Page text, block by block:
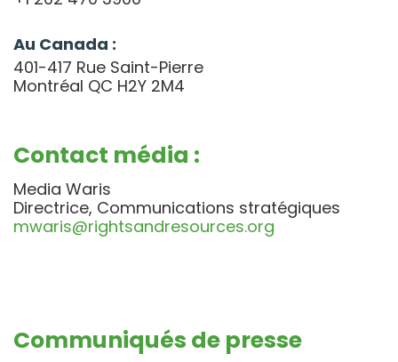
Au Canada :
401-417 Rue Saint-Pierre
Montréal QC H2Y 2M4
Contact média :
Media Waris
Directrice, Communications stratégiques
mwaris@rightsandresources.org
Communiqués de presse